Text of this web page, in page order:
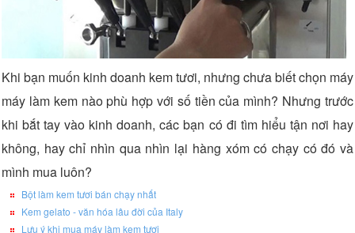
Khi bạn muốn kinh doanh kem tươi, nhưng chưa biết chọn máy
máy làm kem nào phù hợp với số tiền của mình? Nhưng trước
khi bắt tay vào kinh doanh, các bạn có đi tìm hiểu tận nơi hay
không, hay chỉ nhìn qua nhìn lại hàng xóm có chạy có đó và
mình mua luôn?
Bột làm kem tươi bán chạy nhất
Kem gelato - văn hóa lâu đời của Italy
Lưu ý khi mua máy làm kem tươi